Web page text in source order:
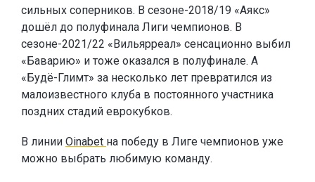
сильных соперников. В сезоне-2018/19 «Аякс»
дошёл до полуфинала Лиги чемпионов. В
сезоне-2021/22 «Вильярреал» сенсационно выбил
«Баварию» и тоже оказался в полуфинале. А
«Будё-Глимт» за несколько лет превратился из
малоизвестного клуба в постоянного участника
поздних стадий еврокубков.
В линии Oinabet на победу в Лиге чемпионов уже
можно выбрать любимую команду.